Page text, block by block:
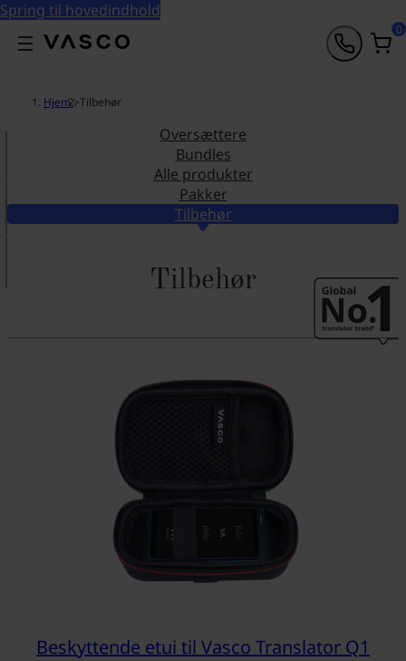
Spring til hovedindhold
0
Hjem >Tilbehør
Oversættere
Bundles
Tilbehør
Alle produkter
Pakker
Tilbehør
Beskyttende etui til Vasco Translator Q1